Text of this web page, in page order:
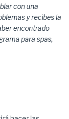
con una
y recibes la
encontrado
para spas,